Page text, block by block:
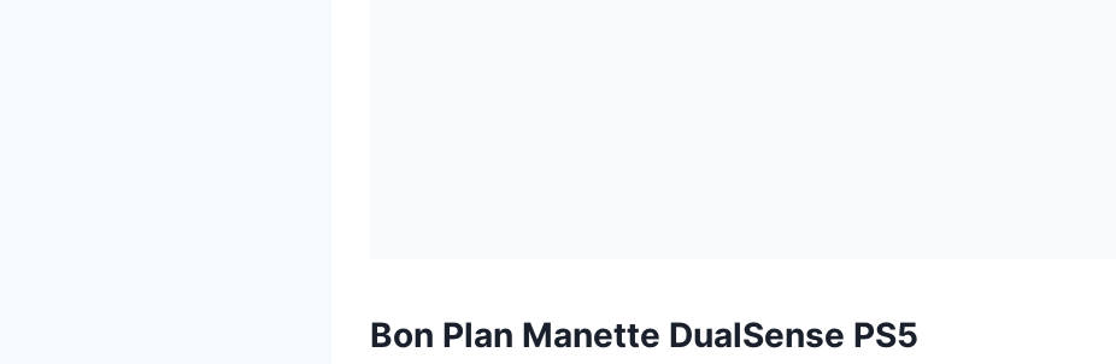
Bon Plan Manette DualSense PS5